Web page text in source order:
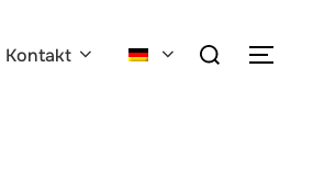
Kontakt
Suchen
nach: